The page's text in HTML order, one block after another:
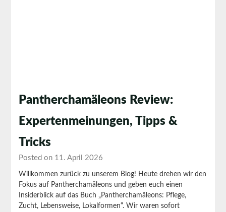
Pantherchamäleons Review:
Expertenmeinungen, Tipps &
Tricks
Posted on 11. April 2026
Willkommen zurück zu unserem Blog! Heute drehen wir den
Fokus auf Pantherchamäleons und geben euch einen
Insiderblick auf das Buch „Pantherchamäleons: Pflege,
Zucht, Lebensweise, Lokalformen“. Wir waren sofort